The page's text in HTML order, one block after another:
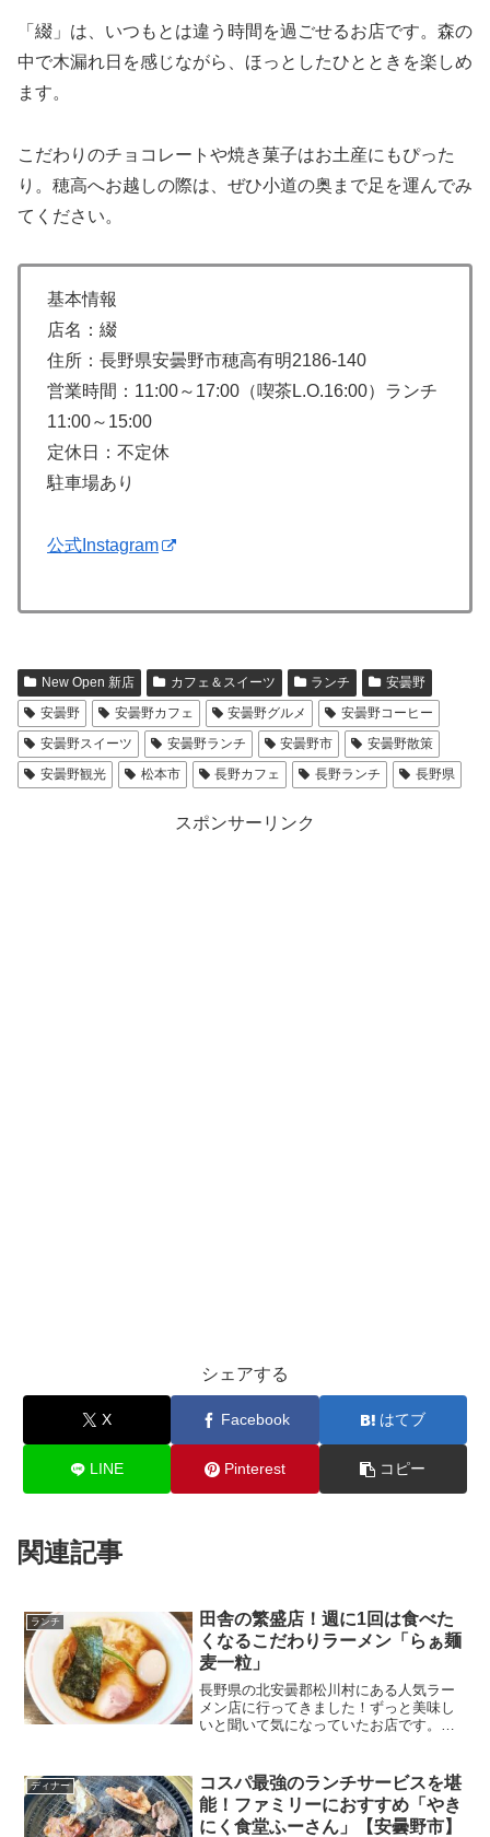
「綴」は、いつもとは違う時間を過ごせるお店です。森の
中で木漏れ日を感じながら、ほっとしたひとときを楽しめ
ます。
こだわりのチョコレートや焼き菓子はお土産にもぴった
り。穂高へお越しの際は、ぜひ小道の奥まで足を運んでみ
てください。
基本情報
店名：綴
住所：長野県安曇野市穂高有明2186-140
営業時間：11:00～17:00（喫茶L.O.16:00）ランチ
11:00～15:00
定休日：不定休
駐車場あり
公式Instagram
New Open 新店 カフェ＆スイーツ ランチ
安曇野
安曇野
安曇野カフェ 安曇野グルメ
安曇野コーヒー
安曇野スイーツ
安曇野ランチ 安曇野市
安曇野散策
安曇野観光
松本市 長野カフェ 長野ランチ 長野県
スポンサーリンク
シェアする
X Facebook はてブ
LINE Pinterest コピー
関連記事
ランチ
田舎の繁盛店！週に1回は食べた
くなるこだわりラーメン「らぁ麺
麦一粒」
長野県の北安曇郡松川村にある人気ラー
メン店に行ってきました！ずっと美味し
いと聞いて気になっていたお店です。土
回は、「らぁ麺 麦一粒」を紹介します。
ディナー
コスパ最強のランチサービスを堪
能！ファミリーにおすすめ「やき
にく食堂ふーさん」【安曇野市】